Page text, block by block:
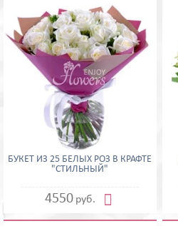
БУКЕТ ИЗ 25 БЕЛЫХ РОЗ В КРАФТЕ
"СТИЛЬНЫЙ"
4550 руб. 